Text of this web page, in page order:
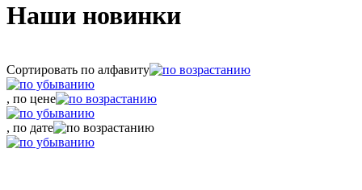
Наши новинки
Сортировать по алфавиту
, по цене
, по дате